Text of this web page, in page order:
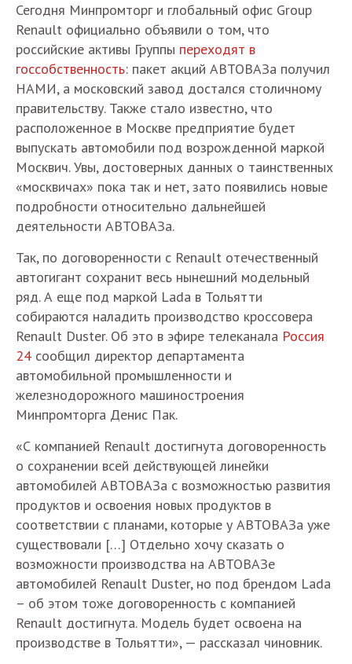
Сегодня Минпромторг и глобальный офис Group
Renault официально объявили о том, что
российские активы Группы переходят в
госсобственность: пакет акций АВТОВАЗа получил
НАМИ, а московский завод достался столичному
правительству. Также стало известно, что
расположенное в Москве предприятие будет
выпускать автомобили под возрожденной маркой
Москвич. Увы, достоверных данных о таинственных
«москвичах» пока так и нет, зато появились новые
подробности относительно дальнейшей
деятельности АВТОВАЗа.
Так, по договоренности с Renault отечественный
автогигант сохранит весь нынешний модельный
ряд. А еще под маркой Lada в Тольятти
собираются наладить производство кроссовера
Renault Duster. Об это в эфире телеканала Россия
24 сообщил директор департамента
автомобильной промышленности и
железнодорожного машиностроения
Минпромторга Денис Пак.
«С компанией Renault достигнута договоренность
о сохранении всей действующей линейки
автомобилей АВТОВАЗа с возможностью развития
продуктов и освоения новых продуктов в
соответствии с планами, которые у АВТОВАЗа уже
существовали […] Отдельно хочу сказать о
возможности производства на АВТОВАЗе
автомобилей Renault Duster, но под брендом Lada
– об этом тоже договоренность с компанией
Renault достигнута. Модель будет освоена на
производстве в Тольятти», — рассказал чиновник.